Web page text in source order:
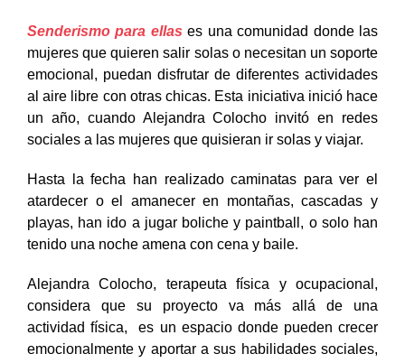
Senderismo para ellas es una comunidad donde las
mujeres que quieren salir solas o necesitan un soporte
emocional, puedan disfrutar de diferentes actividades
al aire libre con otras chicas. Esta iniciativa inició hace
un año, cuando Alejandra Colocho invitó en redes
sociales a las mujeres que quisieran ir solas y viajar.
Hasta la fecha han realizado caminatas para ver el
atardecer o el amanecer en montañas, cascadas y
playas, han ido a jugar boliche y paintball, o solo han
tenido una noche amena con cena y baile.
Alejandra Colocho, terapeuta física y ocupacional,
considera que su proyecto va más allá de una
actividad física, es un espacio donde pueden crecer
emocionalmente y aportar a sus habilidades sociales,